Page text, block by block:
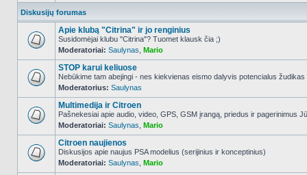
užrakintas
Diskusijų forumas
NO_UNREAD_POSTS
Apie klubą "Citrina" ir jo renginius
Susidomėjai klubu "Citrina"? Tuomet klausk čia ;)
Moderatoriai: Saulynas Mario
NO_UNREAD_POSTS
STOP karui keliuose
Nebūkime tam abejingi - nes kiekvienas eismo dalyvis potencialus žudikas
Moderatorius: Saulynas
NO_UNREAD_POSTS
Multimedija ir Citroen
Pašnekesiai apie audio, video, GPS, GSM įrangą, priedus ir pagerinimus
Moderatoriai: Saulynas Mario
NO_UNREAD_POSTS
Citroen naujienos
Diskusijos apie naujus PSA modelius (serijinius ir konceptinius)
Moderatoriai: Saulynas Mario